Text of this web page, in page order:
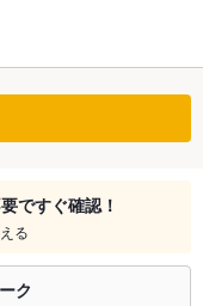
ですぐ確認！
る
ク